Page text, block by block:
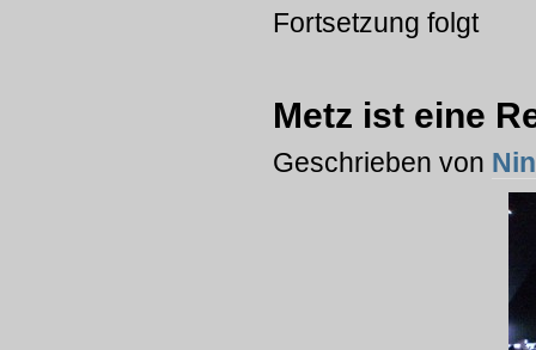
Fortsetzung folgt
Metz ist eine
Geschrieben von